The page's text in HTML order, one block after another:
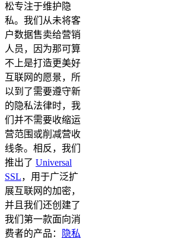
松专注于维护隐
私。我们从未将客
户数据售卖给营销
人员，因为那可算
不上是打造更美好
互联网的愿景，所
以到了需要遵守新
的隐私法律时，我
们并不需要收缩运
营范围或削减营收
线条。相反，我们
推出了 Universal
SSL，用于广泛扩
展互联网的加密，
并且我们还创建了
我们第一款面向消
费者的产品：
隐私